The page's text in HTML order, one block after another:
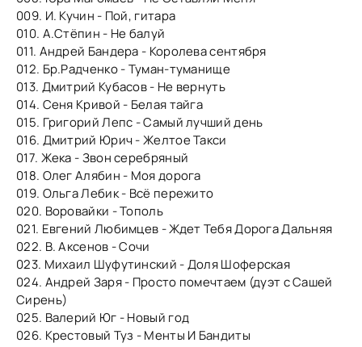
009. И. Кучин - Пой, гитара
010. А.Стёпин - Не балуй
011. Андрей Бандера - Королева сентября
012. Бр.Радченко - Туман-туманище
013. Дмитрий Кубасов - Не вернуть
014. Сеня Кривой - Белая тайга
015. Григорий Лепс - Самый лучший день
016. Дмитрий Юрич - Желтое Такси
017. Жека - Звон серебряный
018. Олег Алябин - Моя дорога
019. Ольга Лебик - Всё пережито
020. Воровайки - Тополь
021. Евгений Любимцев - Ждет Тебя Дорога Дальняя
022. В. Аксенов - Сочи
023. Михаил Шуфутинский - Доля Шоферская
024. Андрей Заря - Просто помечтаем (дуэт с Сашей
Сирень)
025. Валерий Юг - Новый год
026. Крестовый Туз - Менты И Бандиты